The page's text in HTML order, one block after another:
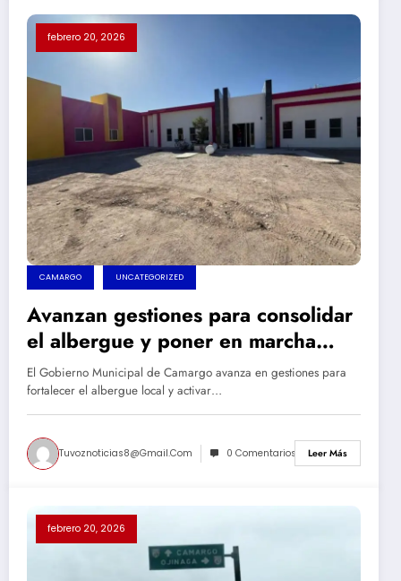
febrero 20, 2026
CAMARGO UNCATEGORIZED
Avanzan gestiones para consolidar
el albergue y poner en marcha
comedor diario en Camargo
El Gobierno Municipal de Camargo avanza en gestiones para
fortalecer el albergue local y activar…
Tuvoznoticias8@gmail.com 0 Comentarios Leer Más
febrero 20, 2026